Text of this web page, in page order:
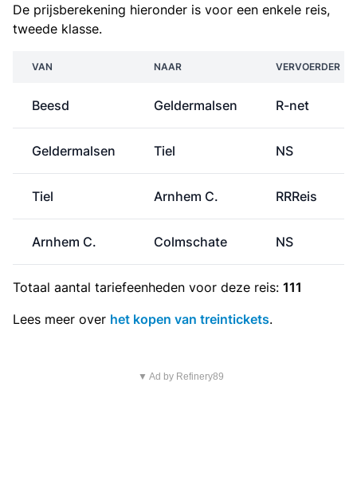
De prijsberekening hieronder is voor een enkele reis,
tweede klasse.
VAN NAAR VERVOERDER
Beesd Geldermalsen R-net
Geldermalsen Tiel NS
Tiel Arnhem C. RRReis
Arnhem C. Colmschate NS
Totaal aantal tariefeenheden voor deze reis: 111
Lees meer over het kopen van treintickets.
▼ Ad by Refinery89